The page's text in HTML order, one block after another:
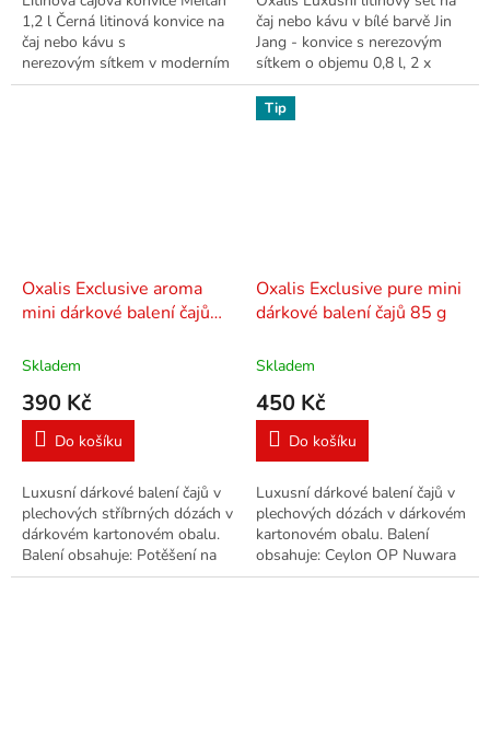
1,2 l Černá litinová konvice na
čaj nebo kávu s
nerezovým sítkem v moderním
designu, ve které váš čaj vydrží
čaj nebo kávu v bílé barvě Jin
Jang - konvice s nerezovým
sítkem o objemu 0,8 l, 2 x
šálek 0,12 l,...
Oxalis Exclusive aroma
mini dárkové balení čajů
Skladem
390 Kč
Do košíku
Luxusní dárkové balení čajů v
plechových stříbrných dózách v
dárkovém kartonovém obalu.
Balení obsahuje: Potěšení na
duši 40 g Malý Buddha 30 g
Tip
Oxalis Exclusive pure mini
dárkové balení čajů 85 g
Skladem
450 Kč
Do košíku
Luxusní dárkové balení čajů v
plechových dózách v dárkovém
kartonovém obalu. Balení
obsahuje: Ceylon OP Nuwara
Eliya 30 g, Green Snail "Zelený